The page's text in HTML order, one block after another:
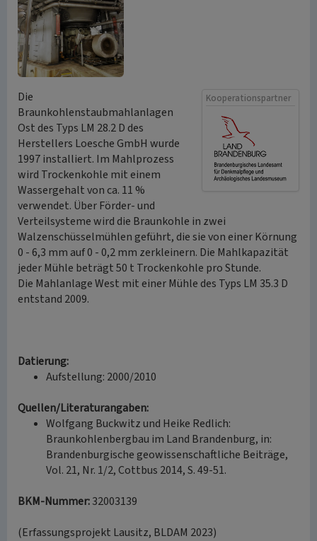
Kooperationspartner
Die
Braunkohlenstaubmahlanlagen
Ost des Typs LM 28.2 D des
Herstellers Loesche GmbH wurde
1997 installiert. Im Mahlprozess
wird Trockenkohle mit einem
Wassergehalt von ca. 11 %
verwendet. Über Förder- und
Verteilsysteme wird die Braunkohle in zwei
Walzenschüsselmühlen geführt, die sie von einer Körnung
0 - 6,3 mm auf 0 - 0,2 mm zerkleinern. Die Mahlkapazität
jeder Mühle beträgt 50 t Trockenkohle pro Stunde.
Die Mahlanlage West mit einer Mühle des Typs LM 35.3 D
entstand 2009.
Datierung:
Aufstellung: 2000/2010
Quellen/Literaturangaben:
Wolfgang Buckwitz und Heike Redlich:
Braunkohlenbergbau im Land Brandenburg, in:
Brandenburgische geowissenschaftliche Beiträge,
Vol. 21, Nr. 1/2, Cottbus 2014, S. 49-51.
BKM-Nummer:32003139
(Erfassungsprojekt Lausitz, BLDAM 2023)